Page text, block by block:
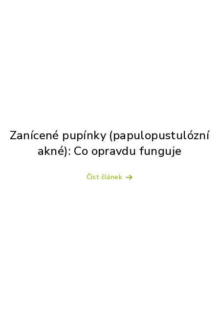
Zanícené pupínky (papulopustulózní
akné): Co opravdu funguje
Číst článek